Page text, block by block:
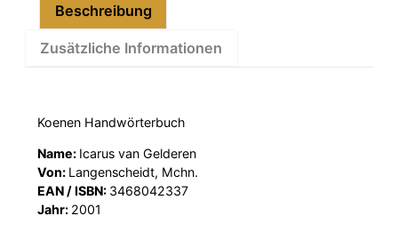
Beschreibung
Zusätzliche Informationen
Koenen Handwörterbuch
Name: Icarus van Gelderen
Von: Langenscheidt, Mchn.
EAN / ISBN: 3468042337
Jahr: 2001